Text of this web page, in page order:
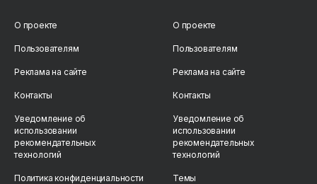
О проекте
Пользователям
Реклама на сайте
Контакты
Уведомление об
использовании
рекомендательных
технологий
Политика конфиденциальности
О проекте
Пользователям
Реклама на сайте
Контакты
Уведомление об
использовании
рекомендательных
технологий
Темы